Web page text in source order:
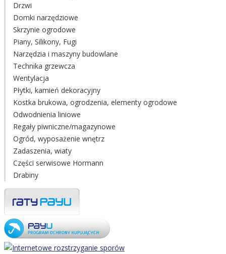
Drzwi
Domki narzędziowe
Skrzynie ogrodowe
Piany, Silikony, Fugi
Narzędzia i maszyny budowlane
Technika grzewcza
Wentylacja
Płytki, kamień dekoracyjny
Kostka brukowa, ogrodzenia, elementy ogrodowe
Odwodnienia liniowe
Regały piwniczne/magazynowe
Ogród, wyposażenie wnętrz
Zadaszenia, wiaty
Części serwisowe Hormann
Drabiny